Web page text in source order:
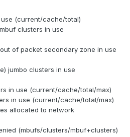
use (current/cache/total)
clusters in use
of packet secondary zone in use
jumbo clusters in use
in use (current/cache/total/max)
in use (current/cache/total/max)
allocated to network
(mbufs/clusters/mbuf+clusters)